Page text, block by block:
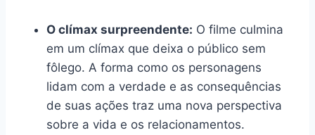
O clímax surpreendente: O filme culmina
em um clímax que deixa o público sem
fôlego. A forma como os personagens
lidam com a verdade e as consequências
de suas ações traz uma nova perspectiva
sobre a vida e os relacionamentos.